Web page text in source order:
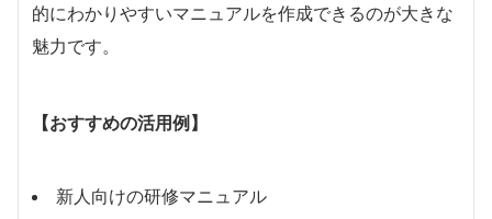
的にわかりやすいマニュアルを作成できるのが大きな
魅力です。
【おすすめの活用例】
新人向けの研修マニュアル